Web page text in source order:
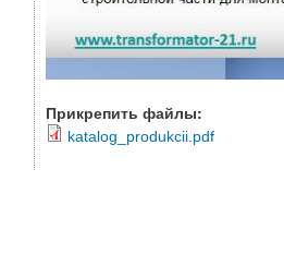
Прикрепить файлы:
katalog_produkcii.pdf